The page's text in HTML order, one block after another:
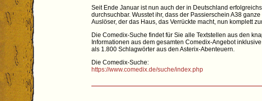
Seit Ende Januar ist nun auch der in Deutschland
durchsuchbar. Wusstet ihr, dass der Passierschein A38
Auslöser, der das Haus, das Verrückte macht, nun komplett
Die Comedix-Suche findet für Sie alle Textstellen aus den
Informationen aus dem gesamten Comedix-Angebot
als 1.800 Schlagwörter aus den Asterix-Abenteuern.
Die Comedix-Suche:
https://www.comedix.de/suche/index.php